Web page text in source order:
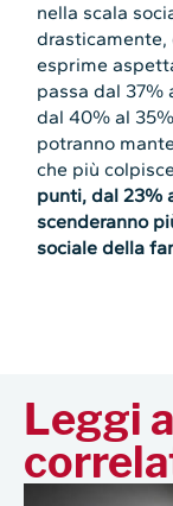
nella scala
drasticamente,
esprime
passa dal 37%
dal 40% al
potranno
che più
punti, dal 23%
scenderanno
sociale della
Leggi